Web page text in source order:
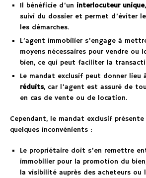
Il bénéficie d’un interlocuteur unique
suivi du dossier et permet d’éviter
les démarches.
L’agent immobilier s’engage à
moyens nécessaires pour vendre ou
bien, ce qui peut faciliter la
Le mandat exclusif peut donner lieu
réduits, car l’agent est assuré de
en cas de vente ou de location.
Cependant, le mandat exclusif
quelques inconvénients :
Le propriétaire doit s’en remettre
immobilier pour la promotion du
la visibilité auprès des acheteurs ou